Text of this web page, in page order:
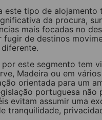
este tipo de
da procura,
mais focadas no
de destinos
este segmento tem
Madeira ou em
orientada para um
portuguesa não
evitam assumir uma
tranquilidade,